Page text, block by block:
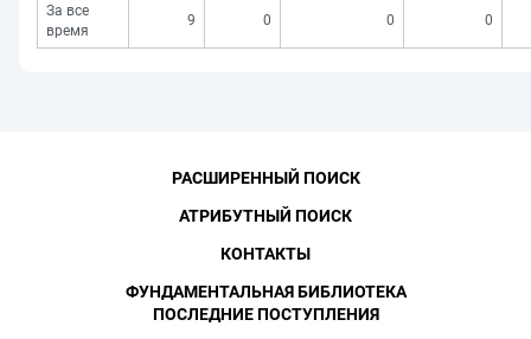
За все
время
9 0 0 0
РАСШИРЕННЫЙ ПОИСК
АТРИБУТНЫЙ ПОИСК
КОНТАКТЫ
ФУНДАМЕНТАЛЬНАЯ БИБЛИОТЕКА
ПОСЛЕДНИЕ ПОСТУПЛЕНИЯ